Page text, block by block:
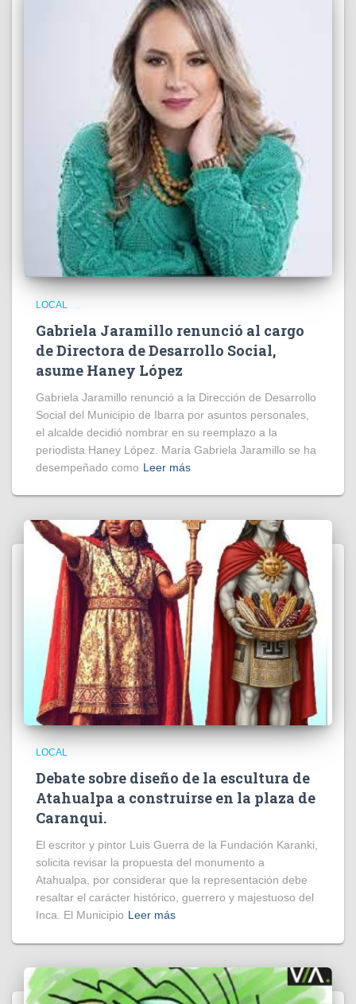
LOCAL
Gabriela Jaramillo renunció al cargo
de Directora de Desarrollo Social,
asume Haney López
Gabriela Jaramillo renunció a la Dirección de Desarrollo
Social del Municipio de Ibarra por asuntos personales,
el alcalde decidió nombrar en su reemplazo a la
periodista Haney López. María Gabriela Jaramillo se ha
desempeñado como Leer más
LOCAL
Debate sobre diseño de la escultura de
Atahualpa a construirse en la plaza de
Caranqui.
El escritor y pintor Luis Guerra de la Fundación Karanki,
solicita revisar la propuesta del monumento a
Atahualpa, por considerar que la representación debe
resaltar el carácter histórico, guerrero y majestuoso del
Inca. El Municipio Leer más